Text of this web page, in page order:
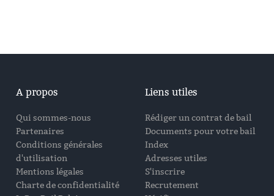
A propos
Qui sommes-nous
Partenaires
Conditions générales
d'utilisation
Mentions légales
Charte de confidentialité
Liens utiles
Rédiger un contrat de bail
Documents pour votre bail
Index
Adresses utiles
S'inscrire
Recrutement